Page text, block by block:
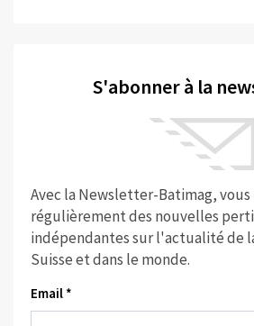
S'abonner à la
Avec la Newsletter-Batimag, vous
régulièrement des nouvelles
indépendantes sur l'actualité de
Suisse et dans le monde.
Email *